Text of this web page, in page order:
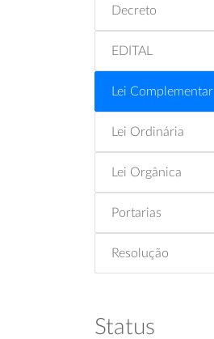
Decreto
EDITAL
Lei Complementar
Lei Ordinária
Lei Orgânica
Portarias
Resolução
Status